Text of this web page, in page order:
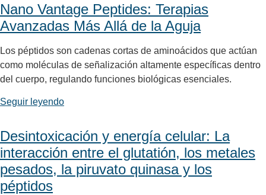
Nano Vantage Peptides: Terapias
Avanzadas Más Allá de la Aguja
Los péptidos son cadenas cortas de aminoácidos que actúan
como moléculas de señalización altamente específicas dentro
del cuerpo, regulando funciones biológicas esenciales.
Seguir leyendo
Desintoxicación y energía celular: La
interacción entre el glutatión, los metales
pesados, la piruvato quinasa y los
péptidos